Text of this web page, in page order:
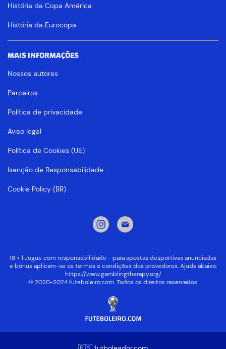
História da Copa América
História da Eurocopa
MAIS INFORMAÇÕES
Nossos autores
Parceiros
Política de privacidade
Aviso legal
Política de Cookies (UE)
Isenção de Responsabilidade
Cookie Policy (BR)
18 + | Jogue com responsabilidade - para apostas desportivas anunciadas
e bônus aplicam-se os termos e condições dos provedores. Ajuda abaixo:
https://www.gamblingtherapy.org/
© 2020-2024 futeboleiro.com. Todos os direitos reservados.